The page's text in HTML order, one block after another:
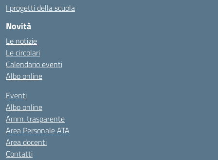
I progetti della scuola
Novità
Le notizie
Le circolari
Calendario eventi
Albo online
Eventi
Albo online
Amm. trasparente
Area Personale ATA
Area docenti
Contatti